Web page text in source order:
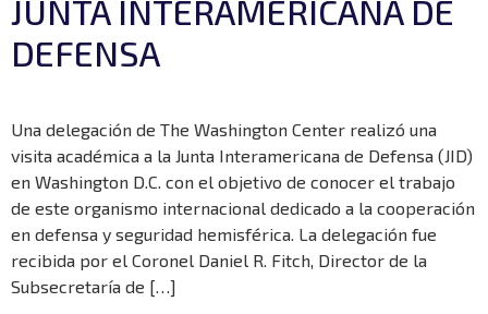
JUNTA INTERAMERICANA DE
DEFENSA
Una delegación de The Washington Center realizó una
visita académica a la Junta Interamericana de Defensa (JID)
en Washington D.C. con el objetivo de conocer el trabajo
de este organismo internacional dedicado a la cooperación
en defensa y seguridad hemisférica. La delegación fue
recibida por el Coronel Daniel R. Fitch, Director de la
Subsecretaría de […]